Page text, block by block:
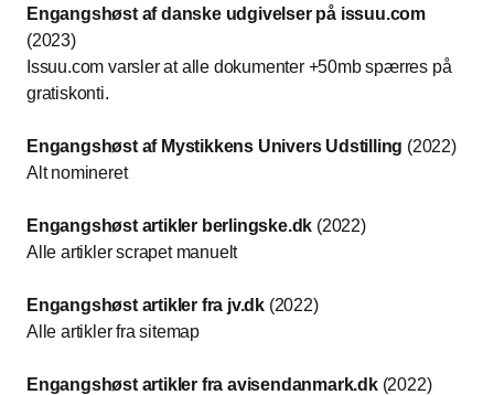
Engangshøst af danske udgivelser på issuu.com
(2023)
Issuu.com varsler at alle dokumenter +50mb spærres på
gratiskonti.
Engangshøst af Mystikkens Univers Udstilling (2022)
Alt nomineret
Engangshøst artikler berlingske.dk (2022)
Alle artikler scrapet manuelt
Engangshøst artikler fra jv.dk (2022)
Alle artikler fra sitemap
Engangshøst artikler fra avisendanmark.dk(2022)